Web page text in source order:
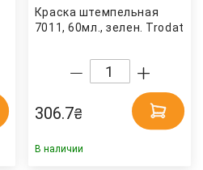
Краска штемпельная
7011, 60мл., зелен. Trodat
306.7₴
В наличии